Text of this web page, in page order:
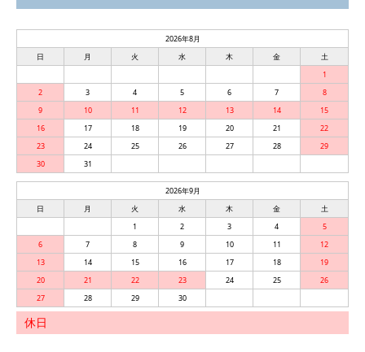
2026年8月
日
月 火 水 木 金
土
1
2
3 4 5 6 7
8
9
10 11 12 13 14
15
16
17 18 19 20 21
22
23
24 25 26 27 28
29
30
31
2026年9月
日
月 火 水 木 金
土
1
2 3 4
5
6
7 8 9 10 11
12
13
14 15 16 17 18
19
20
21 22 23 24 25
26
27
28 29 30
休日